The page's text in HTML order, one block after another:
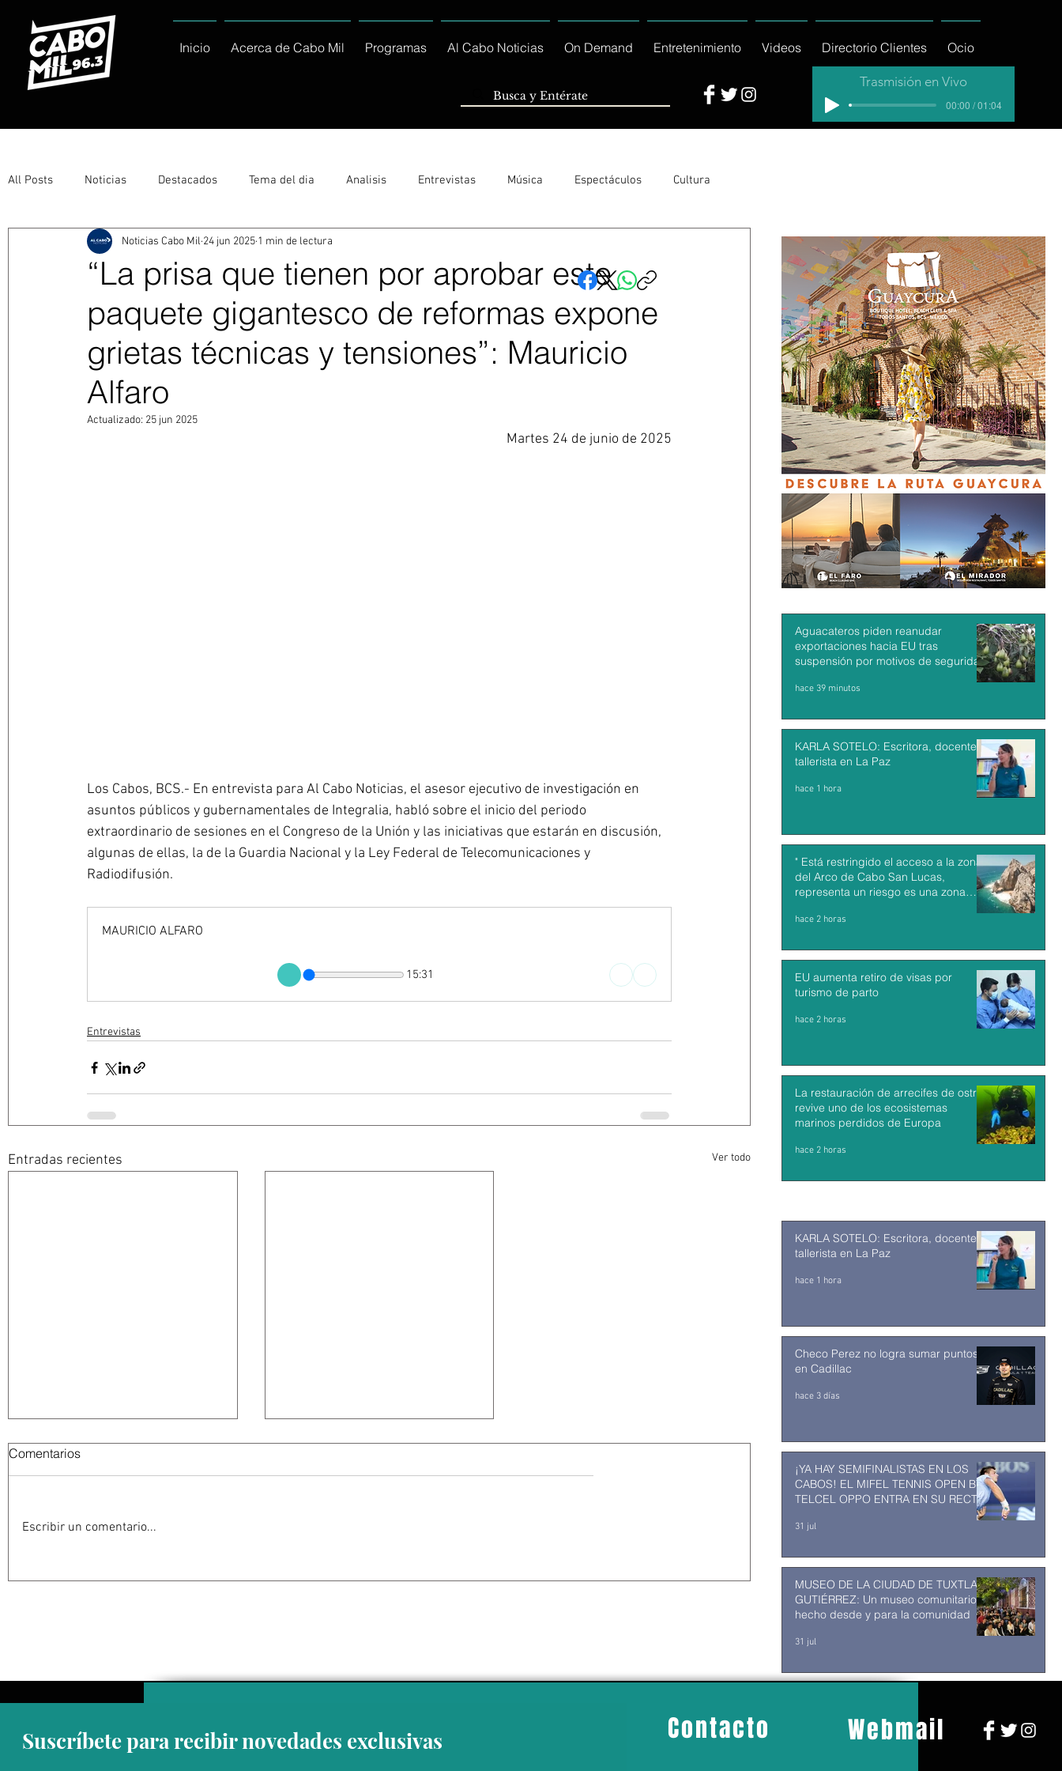
Inicio Acerca de Cabo Mil Programas Al Cabo Noticias On Demand Entretenimiento Videos Directorio Clientes Ocio
Trasmisión en Vivo
00:00 / 01:04
All Posts Noticias Destacados Tema del dia Analisis Entrevistas Música Espectáculos Cultura
Entérate Deportes La buena del día
Ayuntamiento de Los Cabos Informa Nacionales e Internacionales Columnas Locales Los Cabos Servicio Social
“La prisa que tienen por aprobar este
paquete gigantesco de reformas expone
grietas técnicas y tensiones”: Mauricio
Alfaro
Noticias Cabo Mil 24 jun 2025 1 min de lectura
Actualizado: 25 jun 2025
Martes 24 de junio de 2025
Los Cabos, BCS.- En entrevista para Al Cabo Noticias, el asesor ejecutivo de investigación en
asuntos públicos y gubernamentales de Integralia, habló sobre el inicio del periodo
extraordinario de sesiones en el Congreso de la Unión y las iniciativas que estarán en discusión,
algunas de ellas, la de la Guardia Nacional y la Ley Federal de Telecomunicaciones y
Radiodifusión.
MAURICIO ALFARO
15:31
Entrevistas
Entradas recientes Ver todo
Comentarios
Escribir un comentario...
Aguacateros piden reanudar
exportaciones hacia EU tras
suspensión por motivos de seguridad
hace 39 minutos
KARLA SOTELO: Escritora, docente y
tallerista en La Paz
hace 1 hora
" Está restringido el acceso a la zona
del Arco de Cabo San Lucas,
representa un riesgo es una zona
hace 2 horas
EU aumenta retiro de visas por
turismo de parto
hace 2 horas
La restauración de arrecifes de ostras
revive uno de los ecosistemas
marinos perdidos de Europa
hace 2 horas
KARLA SOTELO: Escritora, docente y
tallerista en La Paz
hace 1 hora
Checo Perez no logra sumar puntos
en Cadillac
hace 3 días
¡YA HAY SEMIFINALISTAS EN LOS
CABOS! EL MIFEL TENNIS OPEN BY
TELCEL OPPO ENTRA EN SU RECTA
31 jul
MUSEO DE LA CIUDAD DE TUXTLA
GUTIÉRREZ: Un museo comunitario
hecho desde y para la comunidad
31 jul
Suscríbete para recibir novedades exclusivas Contacto Webmail